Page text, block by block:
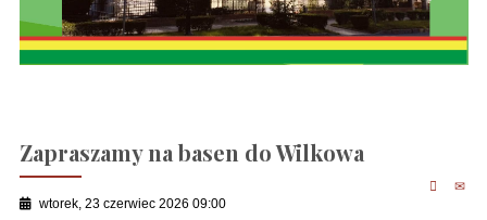
Zapraszamy na basen do Wilkowa
wtorek, 23 czerwiec 2026 09:00